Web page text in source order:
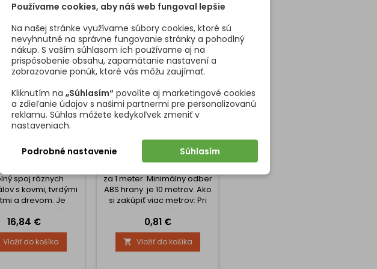
LEPIDLO AG
V SPREJI (500
ML)
Kontakt vytvára
spoj rôznych
s kovmi, tvrdými
a drevom. Je
pri lepení
poréznych a
materiálov,
textílií, spájaní
materiálov. Pri
Cena
16,84 €
Vložiť do košíka
ABS HRANA EGGER ČIERNA
/ U999/ST2
za 1 meter. Minimálny odber
ABS hrany je 10 metrov. Ako
si zakúpiť viac metrov: Pri
položke Množstvo si
naklikajte, koľko metrov
potrebujete (minimálne 10)
Ak produkt vložíte do košíka
a potom zistíte, že
Cena
0,81 €
 Vložiť do košíka
Používame cookies, aby náš web fungoval lepšie
Na našej stránke využívame súbory cookies, ktoré sú
nevyhnutné na správne fungovanie stránky a pohodlný
nákup. S vaším súhlasom ich používame aj na
prispôsobenie obsahu, zapamätanie nastavení a
zobrazovanie ponúk, ktoré vás môžu zaujímať.
Kliknutím na „Súhlasím“ povolíte aj marketingové cookies
a zdieľanie údajov s našimi partnermi pre personalizovanú
reklamu. Súhlas môžete kedykoľvek zmeniť v
nastaveniach.
Podrobné nastavenie Súhlasím